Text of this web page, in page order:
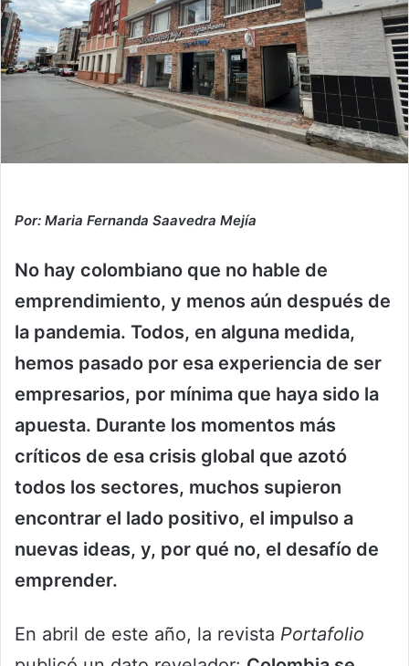
Por: Maria Fernanda Saavedra Mejía
No hay colombiano que no hable de
emprendimiento, y menos aún después de
la pandemia. Todos, en alguna medida,
hemos pasado por esa experiencia de ser
empresarios, por mínima que haya sido la
apuesta. Durante los momentos más
críticos de esa crisis global que azotó
todos los sectores, muchos supieron
encontrar el lado positivo, el impulso a
nuevas ideas, y, por qué no, el desafío de
emprender.
En abril de este año, la revista Portafolio